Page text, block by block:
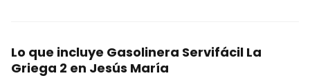
Lo que incluye Gasolinera Servifácil La
Griega 2 en Jesús María